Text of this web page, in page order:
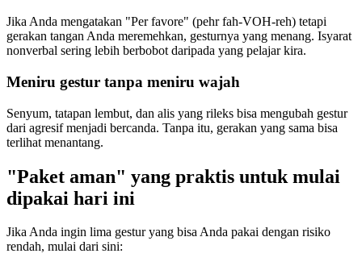
Jika Anda mengatakan "Per favore" (pehr fah-VOH-reh) tetapi
gerakan tangan Anda meremehkan, gesturnya yang menang. Isyarat
nonverbal sering lebih berbobot daripada yang pelajar kira.
Meniru gestur tanpa meniru wajah
Senyum, tatapan lembut, dan alis yang rileks bisa mengubah gestur
dari agresif menjadi bercanda. Tanpa itu, gerakan yang sama bisa
terlihat menantang.
"Paket aman" yang praktis untuk mulai
dipakai hari ini
Jika Anda ingin lima gestur yang bisa Anda pakai dengan risiko
rendah, mulai dari sini: